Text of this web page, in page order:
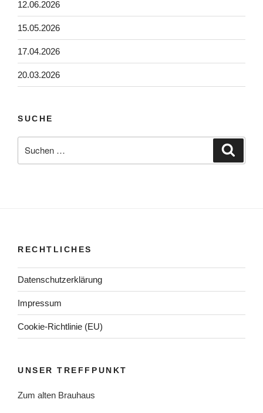
12.06.2026
15.05.2026
17.04.2026
20.03.2026
SUCHE
nach:
RECHTLICHES
Datenschutzerklärung
Impressum
Cookie-Richtlinie (EU)
UNSER TREFFPUNKT
Zum alten Brauhaus